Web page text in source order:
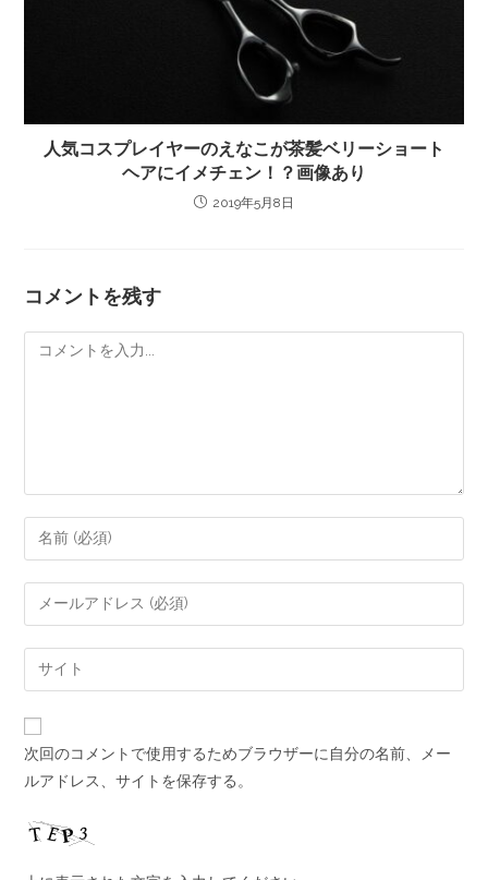
人気コスプレイヤーのえなこが茶髪ベリーショート
ヘアにイメチェン！？画像あり
2019年5月8日
コメントを残す
次回のコメントで使用するためブラウザーに自分の名前、メー
ルアドレス、サイトを保存する。